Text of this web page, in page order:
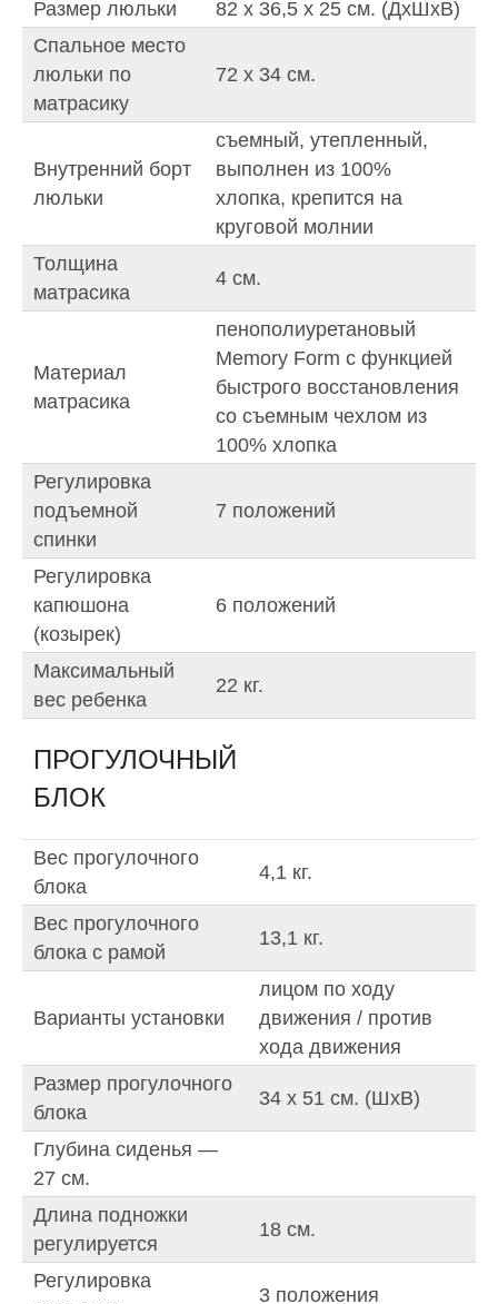
Размер люльки
82 х 36,5 x 25 см. (ДxШxВ)
Спальное место
люльки по
матрасику
72 х 34 см.
Внутренний борт
люльки
съемный, утепленный,
выполнен из 100%
хлопка, крепится на
круговой молнии
Толщина
матрасика
4 см.
Материал
матрасика
пенополиуретановый
Memory Form с функцией
быстрого восстановления
со съемным чехлом из
100% хлопка
Регулировка
подъемной
спинки
7 положений
Регулировка
капюшона
(козырек)
6 положений
Максимальный
вес ребенка
22 кг.
ПРОГУЛОЧНЫЙ
БЛОК
Вес прогулочного
блока
4,1 кг.
Вес прогулочного
блока с рамой
13,1 кг.
Варианты установки
лицом по ходу
движения / против
хода движения
Размер прогулочного
блока
34 х 51 см. (ШхВ)
Глубина сиденья —
27 см.
Длина подножки
регулируется
18 см.
Регулировка
3 положения